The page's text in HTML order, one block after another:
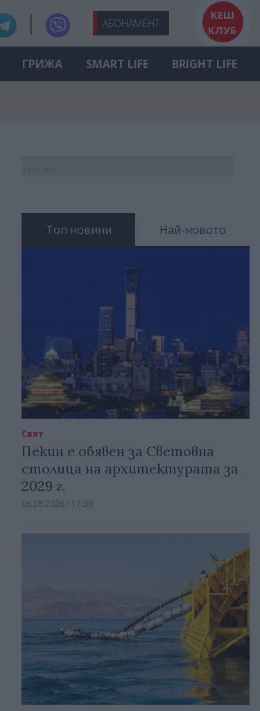
АБОНАМЕНТ
КЕШ
КЛУБ
ГРИЖА SMART LIFE BRIGHT LIFE
Топ новини Най-новото
Свят
Пекин е обявен за Световна
столица на архитектурата за
2029 г.
06.08.2026 / 17:30